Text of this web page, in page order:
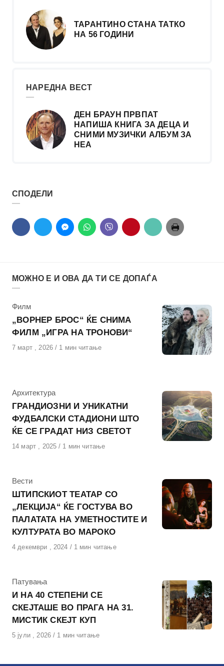
ТАРАНТИНО СТАНА ТАТКО
НА 56 ГОДИНИ
НАРЕДНА ВЕСТ
ДЕН БРАУН ПРВПАТ
НАПИША КНИГА ЗА ДЕЦА И
СНИМИ МУЗИЧКИ АЛБУМ ЗА
НЕА
СПОДЕЛИ
МОЖНО Е И ОВА ДА ТИ СЕ ДОПАЃА
КАтегорија
Филм
„ВОРНЕР БРОС“ ЌЕ СНИМА
ФИЛМ „ИГРА НА ТРОНОВИ“
Објавено
7 март , 2026 1 мин читање
КАтегорија
Архитектура
ГРАНДИОЗНИ И УНИКАТНИ
ФУДБАЛСКИ СТАДИОНИ ШТО
ЌЕ СЕ ГРАДАТ НИЗ СВЕТОТ
Објавено
14 март , 2025 1 мин читање
КАтегорија
Вести
ШТИПСКИОТ ТЕАТАР СО
„ЛЕКЦИЈА“ ЌЕ ГОСТУВА ВО
ПАЛАТАТА НА УМЕТНОСТИТЕ И
КУЛТУРАТА ВО МАРОКО
Објавено
4 декември , 2024 1 мин читање
КАтегорија
Патувања
И НА 40 СТЕПЕНИ СЕ
СКЕЈТАШЕ ВО ПРАГА НА 31.
МИСТИК СКЕЈТ КУП
Објавено
5 јули , 2026 1 мин читање